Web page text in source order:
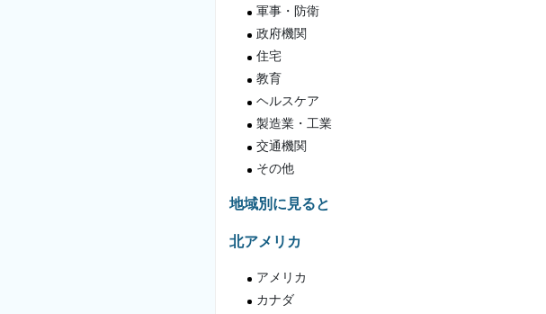
軍事・防衛
政府機関
住宅
教育
ヘルスケア
製造業・工業
交通機関
その他
地域別に見ると
北アメリカ
アメリカ
カナダ